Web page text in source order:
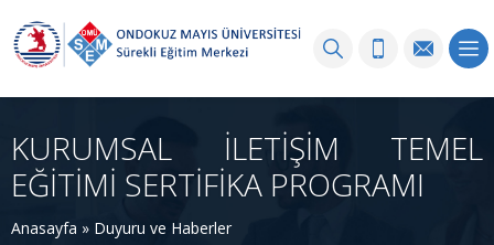
KURUMSAL İLETİŞİM TEMEL
EĞİTİMİ SERTİFİKA PROGRAMI
Anasayfa » Duyuru ve Haberler